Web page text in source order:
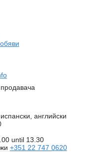
английски
until 13.30
+351 22 747 0620